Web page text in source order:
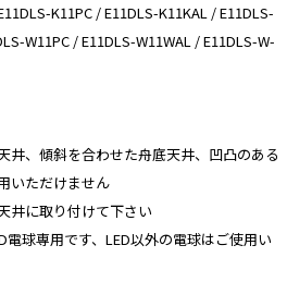
K11PC / E11DLS-K11KAL / E11DLS-
W11PC / E11DLS-W11WAL / E11DLS-W-
井、傾斜を合わせた舟底天井、凹凸のある
いただけません
井に取り付けて下さい
電球専用です、LED以外の電球はご使用い